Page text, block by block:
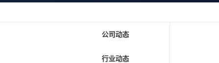
公司动态
行业动态